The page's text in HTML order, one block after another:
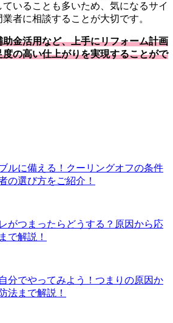
いることも多いため、気になるサイ
者に相談することが大切です。
金活用など、上手にリフォーム計画
の高い仕上がりを実現することがで
ルに備える！クーリングオフの条件
の選び方をご紹介！
がつまったらどうする？原因から応
で解説！
分でやってみよう！つまりの原因か
法まで解説！